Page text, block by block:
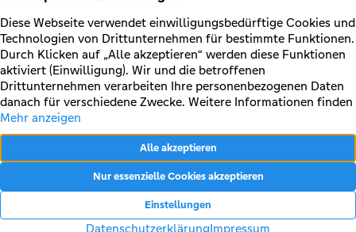
Kontakt
AGB & Sonderbedingungen
Erklärung zur Barrierefreiheit
Impressum
Datenschutz
VERTRAG WIDERRUFEN